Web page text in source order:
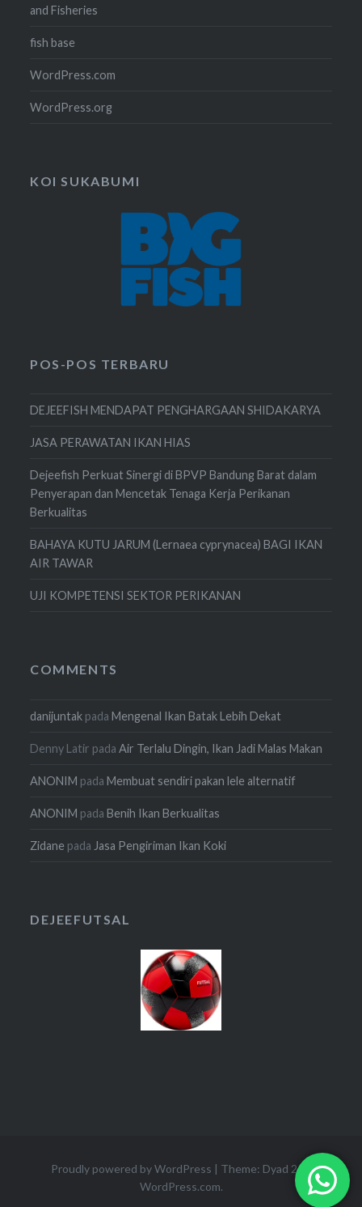
and Fisheries
fish base
WordPress.com
WordPress.org
KOI SUKABUMI
POS-POS TERBARU
DEJEEFISH MENDAPAT PENGHARGAAN SHIDAKARYA
JASA PERAWATAN IKAN HIAS
Dejeefish Perkuat Sinergi di BPVP Bandung Barat dalam
Penyerapan dan Mencetak Tenaga Kerja Perikanan
Berkualitas
BAHAYA KUTU JARUM (Lernaea cyprynacea) BAGI IKAN
AIR TAWAR
UJI KOMPETENSI SEKTOR PERIKANAN
COMMENTS
danijuntak padaMengenal Ikan Batak Lebih Dekat
Denny Latir padaAir Terlalu Dingin, Ikan Jadi Malas Makan
ANONIM padaMembuat sendiri pakan lele alternatif
ANONIM padaBenih Ikan Berkualitas
Zidane pada Jasa Pengiriman Ikan Koki
DEJEEFUTSAL
Proudly powered by WordPress | Theme: Dyad 2 by
WordPress.com.